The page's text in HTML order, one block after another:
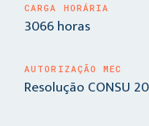
CARGA HORÁRIA
3066 horas
AUTORIZAÇÃO MEC
Resolução CONSU